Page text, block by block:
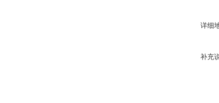
详细
补充